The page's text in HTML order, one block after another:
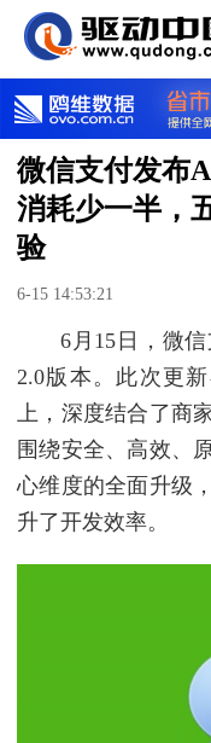
微信支付发布
消耗少一半，
验
6-15 14:53:21
6月15日，微
2.0版本。此次更
上，深度结合了商
围绕安全、高效、
心维度的全面升级
升了开发效率。